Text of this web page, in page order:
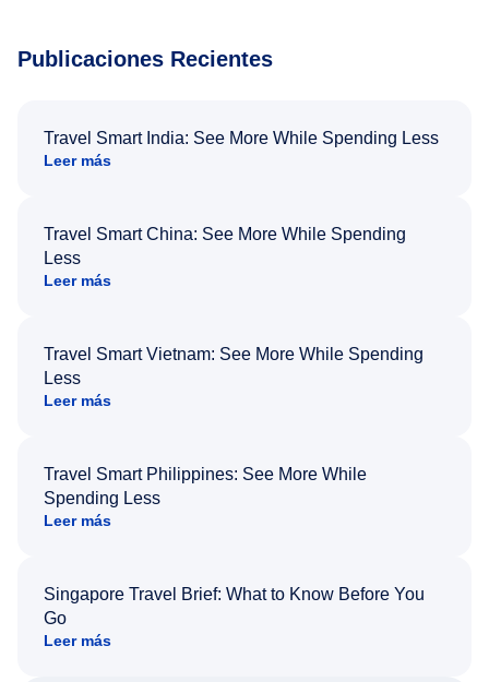
Publicaciones Recientes
Travel Smart India: See More While Spending Less
Leer más
Travel Smart China: See More While Spending
Less
Leer más
Travel Smart Vietnam: See More While Spending
Less
Leer más
Travel Smart Philippines: See More While
Spending Less
Leer más
Singapore Travel Brief: What to Know Before You
Go
Leer más